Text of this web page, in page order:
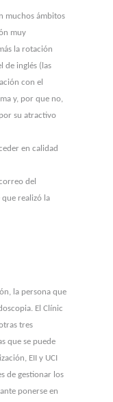
muchos ámbitos
muy
la rotación
de inglés (las
con el
y, por que no,
su atractivo
en calidad
del
realizó la
la persona que
El Clínic
tres
que se puede
EII y UCI
de gestionar los
ponerse en